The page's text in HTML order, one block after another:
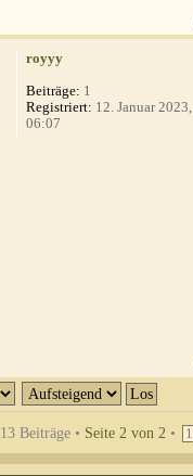
royyy
Beiträge: 1
Registriert: 12. Januar 2023,
06:07
13 Beiträge • Seite 2 von 2 • 1